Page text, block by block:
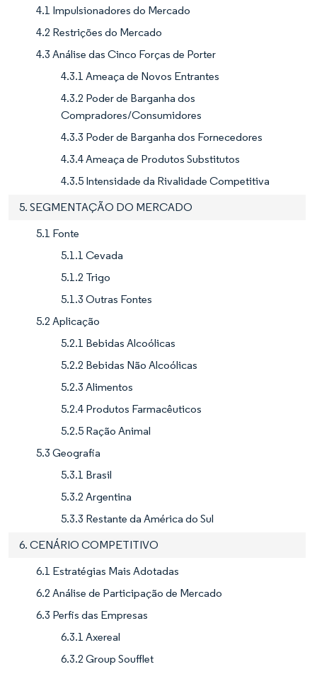
4.1 Impulsionadores do Mercado
4.2 Restrições do Mercado
4.3 Análise das Cinco Forças de Porter
4.3.1 Ameaça de Novos Entrantes
4.3.2 Poder de Barganha dos
Compradores/Consumidores
4.3.3 Poder de Barganha dos Fornecedores
4.3.4 Ameaça de Produtos Substitutos
4.3.5 Intensidade da Rivalidade Competitiva
5. SEGMENTAÇÃO DO MERCADO
5.1 Fonte
5.1.1 Cevada
5.1.2 Trigo
5.1.3 Outras Fontes
5.2 Aplicação
5.2.1 Bebidas Alcoólicas
5.2.2 Bebidas Não Alcoólicas
5.2.3 Alimentos
5.2.4 Produtos Farmacêuticos
5.2.5 Ração Animal
5.3 Geografia
5.3.1 Brasil
5.3.2 Argentina
5.3.3 Restante da América do Sul
6. CENÁRIO COMPETITIVO
6.1 Estratégias Mais Adotadas
6.2 Análise de Participação de Mercado
6.3 Perfis das Empresas
6.3.1 Axereal
6.3.2 Group Soufflet